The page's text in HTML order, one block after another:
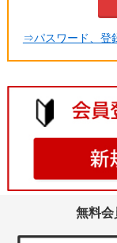
⇒パスワード、登
無料会